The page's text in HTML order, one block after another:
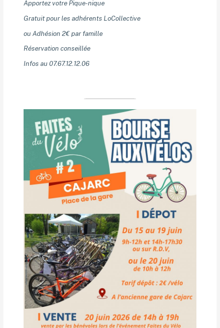
Apportez votre Pique-nique
Gratuit pour les adhérents LoCollective
ou Adhésion 2€ par famille
Réservation conseillée
Infos au 07.67.12.12.06